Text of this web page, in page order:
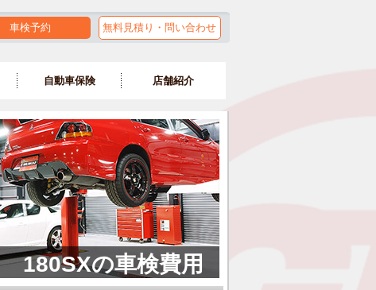
車検予約 無料見積り・問い合わせ
自動車保険 店舗紹介
180SXの車検費用